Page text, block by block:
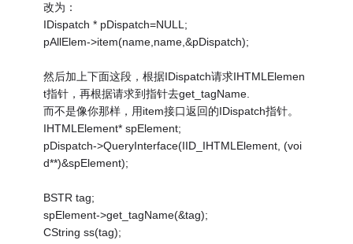
改为：
IDispatch * pDispatch=NULL;
pAllElem->item(name,name,&pDispatch);
然后加上下面这段，根据IDispatch请求IHTMLElemen
t指针，再根据请求到指针去get_tagName.
而不是像你那样，用item接口返回的IDispatch指针。
IHTMLElement* spElement;
pDispatch->QueryInterface(IID_IHTMLElement, (voi
d**)&spElement);
BSTR tag;
spElement->get_tagName(&tag);
CString ss(tag);